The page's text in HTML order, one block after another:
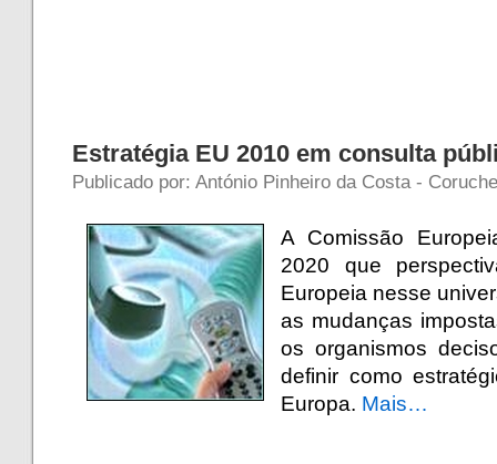
Estratégia EU 2010 em consulta
Publicado por: António Pinheiro da Costa -
A Comissão
2020 que
Europeia nesse
as mudanças
os organismos
definir como
Europa. Mais…